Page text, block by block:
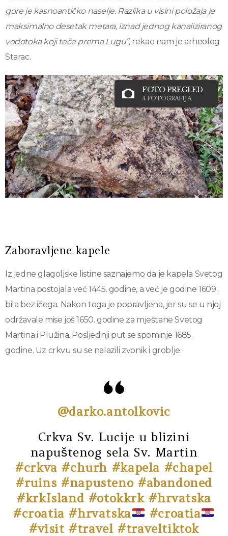
gore je kasnoantičko naselje. Razlika u visini položaja je
maksimalno desetak metara, iznad jednog kanaliziranog
vodotoka koji teče prema Lugu”, rekao nam je arheolog
Starac.
FOTO PREGLED
4 FOTOGRAFIJA
Zaboravljene kapele
Iz jedne glagoljske listine saznajemo da je kapela Svetog
Martina postojala već 1445. godine, a već je godine 1609.
bila bez ičega. Nakon toga je popravljena, jer su se u njoj
održavale mise još 1650. godine za mještane Svetog
Martina i Plužina. Posljednji put se spominje 1685.
godine. Uz crkvu su se nalazili zvonik i groblje.
@darko.antolkovic
Crkva Sv. Lucije u blizini
napuštenog sela Sv. Martin
#crkva #churh #kapela #chapel
#ruins #napusteno #abandoned
#krkIsland #otokkrk #hrvatska
#croatia #hrvatska
#croatia
#visit #travel #traveltiktok